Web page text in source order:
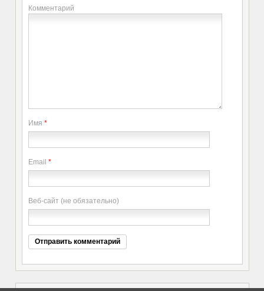
Комментарий
Имя *
Email *
Веб-сайт (не обязательно)